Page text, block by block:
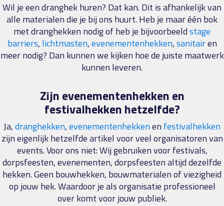
Wil je een dranghek huren? Dat kan. Dit is afhankelijk van
alle materialen die je bij ons huurt. Heb je maar één bok
met dranghekken nodig of heb je bijvoorbeeldstage
barriers, lichtmasten,evenementenhekken,sanitairen
meer nodig? Dan kunnen we kijken hoe de juiste maatwerk
kunnen leveren.
Zijn evenementenhekken en
festivalhekken hetzelfde?
Ja,dranghekken,evenementenhekkenen festivalhekken
zijn eigenlijk hetzelfde artikel voor veel organisatoren van
events. Voor ons niet: Wij gebruiken voor festivals,
dorpsfeesten, evenementen, dorpsfeesten altijd dezelfde
hekken. Geen bouwhekken, bouwmaterialen of viezigheid
op jouw hek. Waardoor je als organisatie professioneel
over komt voor jouw publiek.